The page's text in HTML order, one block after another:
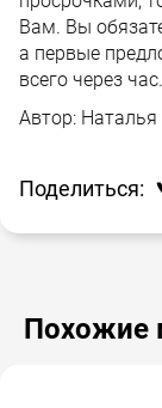
Вам. Вы
а первые
всего через час.
Автор:
Поделиться:
Похожие